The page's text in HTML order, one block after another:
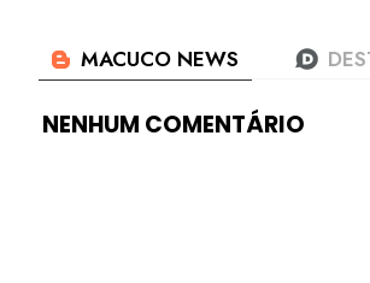
NENHUM COMENTÁRIO